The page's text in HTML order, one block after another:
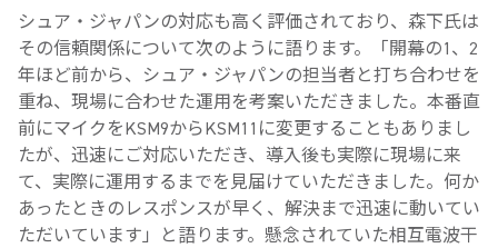
シュア・ジャパンの対応も高く評価されており、森下氏は
その信頼関係について次のように語ります。「開幕の1、2
年ほど前から、シュア・ジャパンの担当者と打ち合わせを
重ね、現場に合わせた運用を考案いただきました。本番直
前にマイクをKSM9からKSM11に変更することもありまし
たが、迅速にご対応いただき、導入後も実際に現場に来
て、実際に運用するまでを見届けていただきました。何か
あったときのレスポンスが早く、解決まで迅速に動いてい
ただいています」と語ります。懸念されていた相互電波干